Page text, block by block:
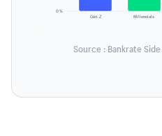
0 %
Gén. Z Millennials
Source : Bankrate